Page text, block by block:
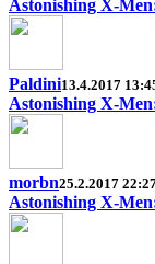
Astonishing X-
Paldini13.4.2017
Astonishing X-
morbn25.2.2017
Astonishing X-